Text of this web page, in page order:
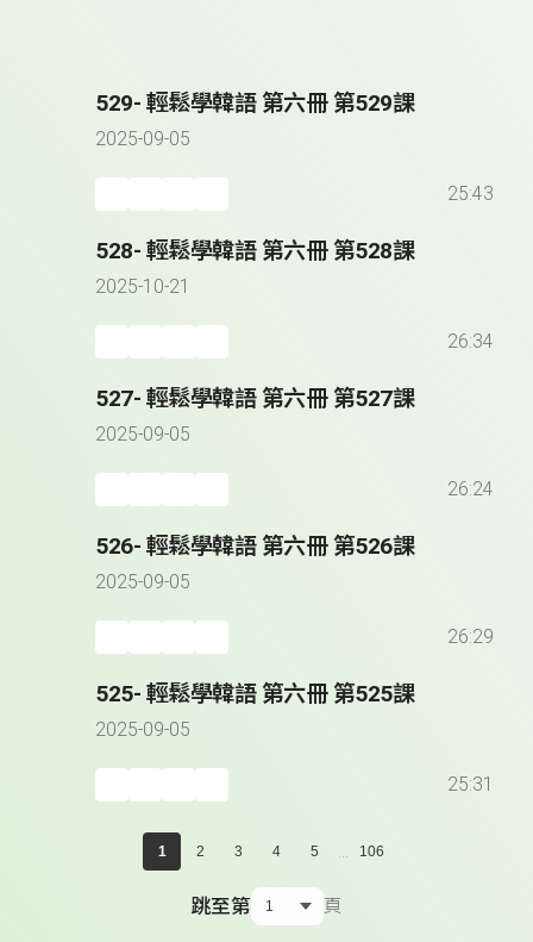
529- 輕鬆學韓語 第六冊 第529課
2025-09-05
25:43
528- 輕鬆學韓語 第六冊 第528課
2025-10-21
26:34
527- 輕鬆學韓語 第六冊 第527課
2025-09-05
26:24
526- 輕鬆學韓語 第六冊 第526課
2025-09-05
26:29
525- 輕鬆學韓語 第六冊 第525課
2025-09-05
25:31
1 2 3 4 5 ... 106
跳至第 頁